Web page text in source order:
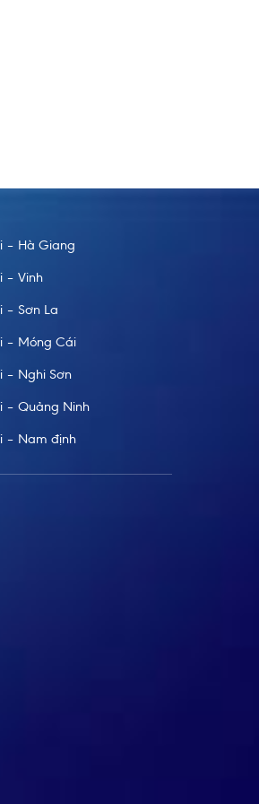
– Hà Giang
– Vinh
Sơn La
– Móng Cái
– Nghi Sơn
– Quảng Ninh
– Nam định